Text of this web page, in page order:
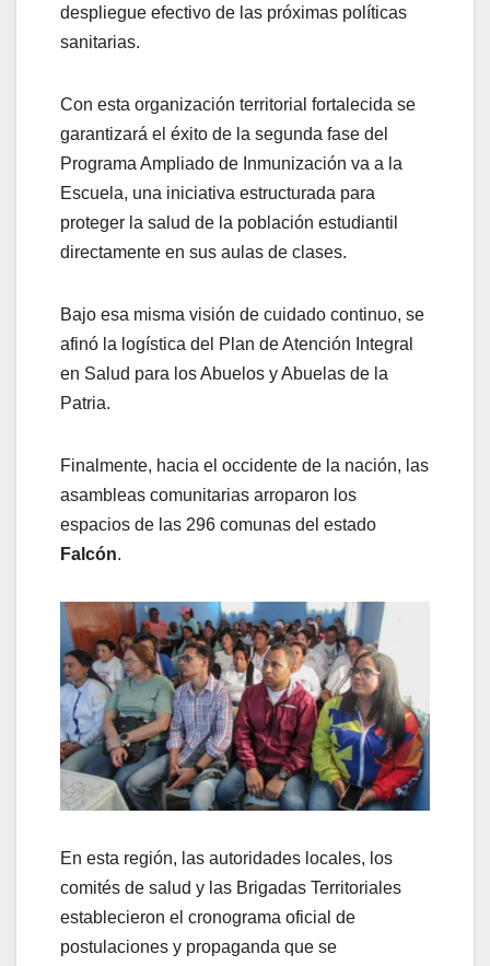
despliegue efectivo de las próximas políticas
sanitarias.
​Con esta organización territorial fortalecida se
garantizará el éxito de la segunda fase del
Programa Ampliado de Inmunización va a la
Escuela, una iniciativa estructurada para
proteger la salud de la población estudiantil
directamente en sus aulas de clases.
Bajo esa misma visión de cuidado continuo, se
afinó la logística del Plan de Atención Integral
en Salud para los Abuelos y Abuelas de la
Patria.
Finalmente, hacia el occidente de la nación, las
asambleas comunitarias arroparon los
espacios de las 296 comunas del estado
Falcón.
En esta región, las autoridades locales, los
comités de salud y las Brigadas Territoriales
establecieron el cronograma oficial de
postulaciones y propaganda que se